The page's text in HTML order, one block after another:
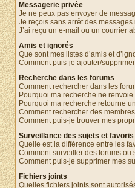
Messagerie privée
Je ne peux pas envoyer de
Je reçois sans arrêt des
J’ai reçu un e-mail ou un courrier
Amis et ignorés
Que sont mes listes d’amis et
Comment puis-je ajouter/
Recherche dans les forums
Comment rechercher dans les
Pourquoi ma recherche ne
Pourquoi ma recherche retourne
Comment rechercher des
Comment puis-je trouver mes
Surveillance des sujets et favoris
Quelle est la différence entre les
Comment surveiller des forums ou
Comment puis-je supprimer mes
Fichiers joints
Quelles fichiers joints sont